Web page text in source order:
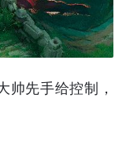
帅先手给控制，